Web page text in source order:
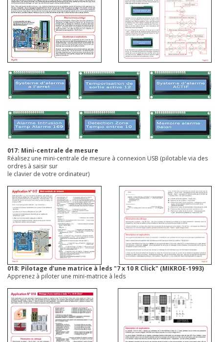
017: Mini-centrale de mesure
Réalisez une mini-centrale de mesure à connexion USB (pilotable via des
ordres à saisir sur
le clavier de votre ordinateur)
018: Pilotage d’une matrice à leds "7 x 10 R Click" (MIKROE-1993)
Apprenez à piloter une mini-matrice à leds